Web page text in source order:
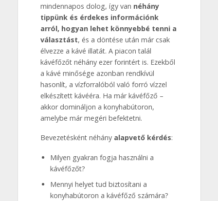
mindennapos dolog, így van néhány
tippünk és érdekes információnk
arról, hogyan lehet könnyebbé tenni a
választást, és a döntése után már csak
élvezze a kávé illatát. A piacon talál
kávéfőzőt néhány ezer forintért is. Ezekből
a kávé minősége azonban rendkívül
hasonlít, a vízforralóból való forró vízzel
elkészített kávééra. Ha már kávéfőző –
akkor domináljon a konyhabútoron,
amelybe már megéri befektetni.
Bevezetésként néhány alapvető kérdés:
Milyen gyakran fogja használni a
kávéfőzőt?
Mennyi helyet tud biztosítani a
konyhabútoron a kávéfőző számára?